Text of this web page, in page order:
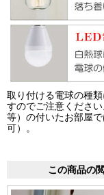
取り付ける電球の種
すのでご注意くださ
等）の付いたお部屋
可）。
この商品の